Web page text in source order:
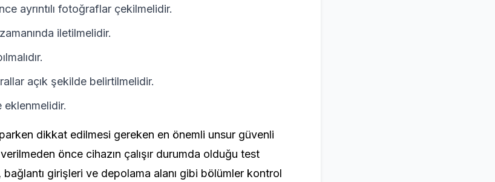
ayrıntılı fotoğraflar çekilmelidir.
iletilmelidir.
açık şekilde belirtilmelidir.
eklenmelidir.
dikkat edilmesi gereken en önemli unsur güvenli
önce cihazın çalışır durumda olduğu test
girişleri ve depolama alanı gibi bölümler kontrol